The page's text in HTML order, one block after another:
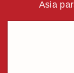
Asia